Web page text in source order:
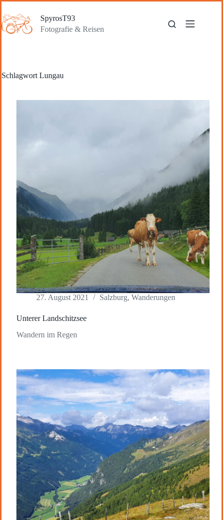
Inhalt
springen
SpyrosT93
Fotografie & Reisen
Schlagwort Lungau
27. August 2021 Salzburg, Wanderungen
Unterer Landschitzsee
Wandern im Regen